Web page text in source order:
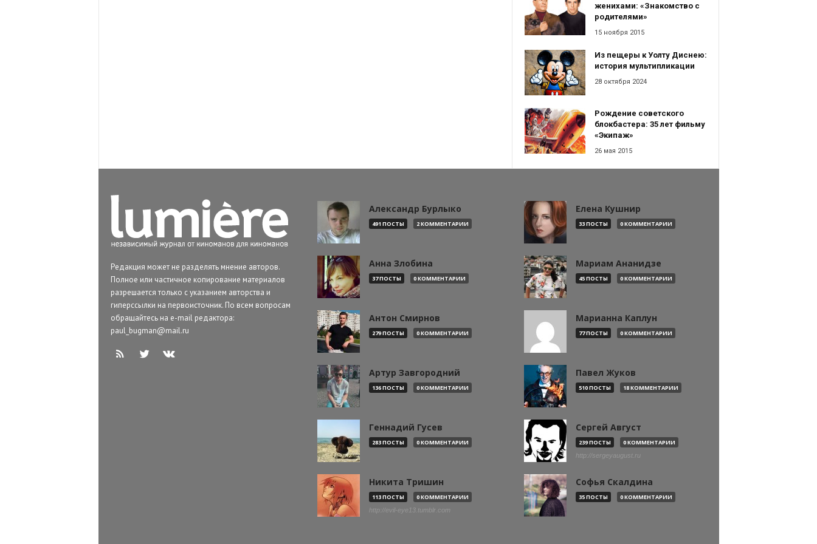
женихами: «Знакомство с
родителями»
15 ноября 2015
Из пещеры к Уолту Диснею:
история мультипликации
28 октября 2024
Рождение советского
блокбастера: 35 лет фильму
«Экипаж»
26 мая 2015
Редакция может не разделять мнение авторов.
Полное или частичное копирование материалов
разрешается только с указанием авторства и
гиперссылки на первоисточник. По всем вопросам
обращайтесь на e-mail редактора:
paul_bugman@mail.ru
Александр Бурлыко
491 ПОСТЫ 2 КОММЕНТАРИИ
Анна Злобина
37 ПОСТЫ 0 КОММЕНТАРИИ
Антон Смирнов
279 ПОСТЫ 0 КОММЕНТАРИИ
Артур Завгородний
136 ПОСТЫ 0 КОММЕНТАРИИ
Геннадий Гусев
283 ПОСТЫ 0 КОММЕНТАРИИ
Никита Тришин
113 ПОСТЫ 0 КОММЕНТАРИИ
http://evil-eye13.tumblr.com
Елена Кушнир
33 ПОСТЫ 0 КОММЕНТАРИИ
Мариам Ананидзе
45 ПОСТЫ 0 КОММЕНТАРИИ
Марианна Каплун
77 ПОСТЫ 0 КОММЕНТАРИИ
Павел Жуков
510 ПОСТЫ 18 КОММЕНТАРИИ
Сергей Август
239 ПОСТЫ 0 КОММЕНТАРИИ
http://sergeyaugust.ru
Софья Скалдина
35 ПОСТЫ 0 КОММЕНТАРИИ